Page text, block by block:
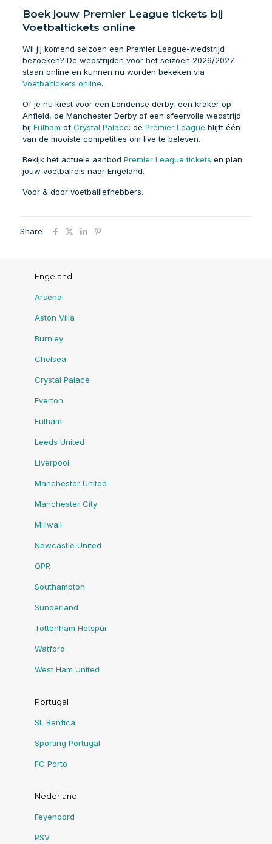
Boek jouw Premier League tickets bij
Voetbaltickets online
Wil jij komend seizoen een Premier League-wedstrijd
bezoeken? De wedstrijden voor het seizoen 2026/2027
staan online en kunnen nu worden bekeken via
Voetbaltickets online.
Of je nu kiest voor een Londense derby, een kraker op
Anfield, de Manchester Derby of een sfeervolle wedstrijd
bij Fulham of Crystal Palace: de Premier League blijft één
van de mooiste competities om live te beleven.
Bekijk het actuele aanbod Premier League tickets en plan
jouw voetbalreis naar Engeland.
Voor & door voetballiefhebbers.
Share
Engeland
Arsenal
Aston Villa
Burnley
Chelsea
Crystal Palace
Everton
Fulham
Leeds United
Liverpool
Manchester United
Manchester City
Millwall
Newcastle United
QPR
Southampton
Sunderland
Tottenham Hotspur
Watford
West Ham United
Portugal
SL Benfica
Sporting Portugal
FC Porto
Nederland
Feyenoord
PSV